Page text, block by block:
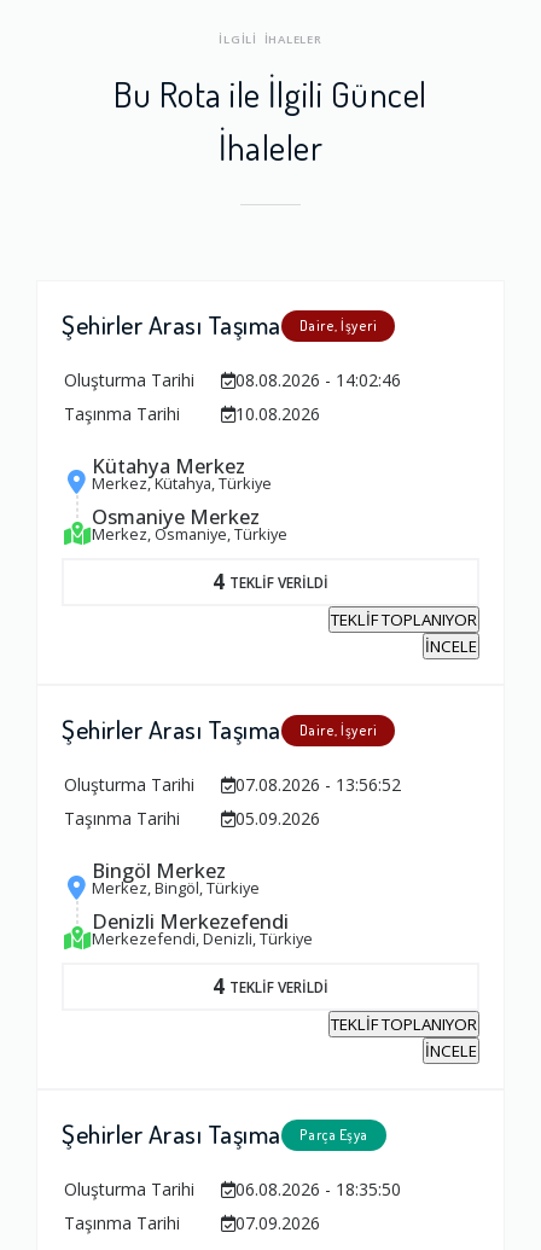
İLGİLİ İHALELER
Bu Rota ile İlgili Güncel
İhaleler
Şehirler Arası Taşıma Daire, İşyeri
Oluşturma Tarihi
08.08.2026 - 14:02:46
Taşınma Tarihi
10.08.2026
Kütahya Merkez
Merkez, Kütahya, Türkiye
Osmaniye Merkez
Merkez, Osmaniye, Türkiye
4 TEKLİF VERİLDİ
TEKLİF TOPLANIYOR
İNCELE
Şehirler Arası Taşıma Daire, İşyeri
Oluşturma Tarihi
07.08.2026 - 13:56:52
Taşınma Tarihi
05.09.2026
Bingöl Merkez
Merkez, Bingöl, Türkiye
Denizli Merkezefendi
Merkezefendi, Denizli, Türkiye
4 TEKLİF VERİLDİ
TEKLİF TOPLANIYOR
İNCELE
Şehirler Arası Taşıma Parça Eşya
Oluşturma Tarihi
06.08.2026 - 18:35:50
Taşınma Tarihi
07.09.2026